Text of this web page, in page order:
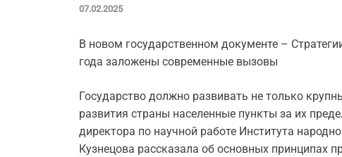
07.02.2025
В новом государственном документе –
года заложены современные вызовы
Государство должно развивать не только
развития страны населенные пункты за их
директора по научной работе Института
Кузнецова рассказала об основных принципах